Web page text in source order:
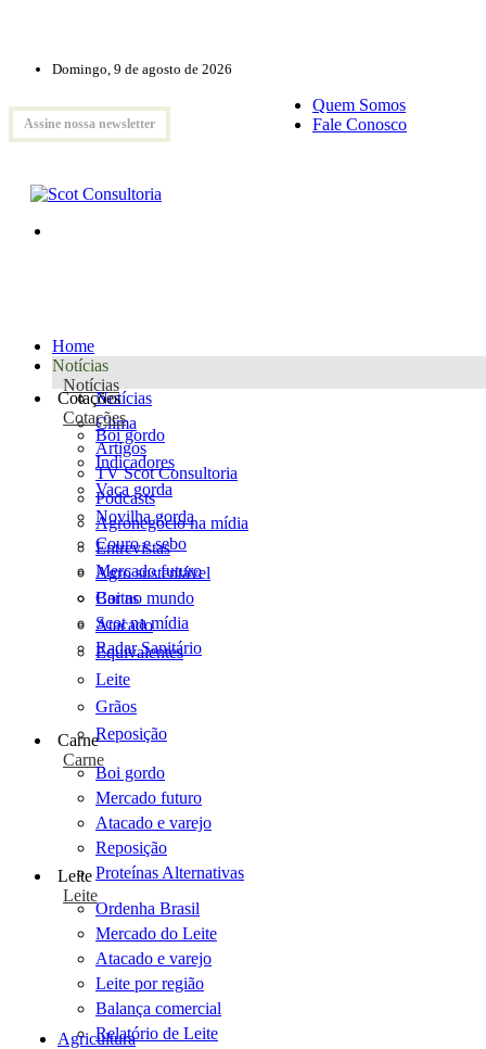
Domingo, 9 de agosto de 2026
Assine nossa newsletter
Quem Somos
Fale Conosco
Home
Notícias
Notícias
Notícias
Clima
Artigos
TV Scot Consultoria
Podcasts
Agronegócio na mídia
Entrevistas
Agro sustentável
Cartas
Scot na mídia
Radar Sanitário
Cotações
Cotações
Boi gordo
Indicadores
Vaca gorda
Novilha gorda
Couro e sebo
Mercado futuro
Boi no mundo
Atacado
Equivalentes
Leite
Grãos
Reposição
Carne
Carne
Boi gordo
Mercado futuro
Atacado e varejo
Reposição
Proteínas Alternativas
Leite
Leite
Ordenha Brasil
Mercado do Leite
Atacado e varejo
Leite por região
Balança comercial
Relatório de Leite
Agricultura